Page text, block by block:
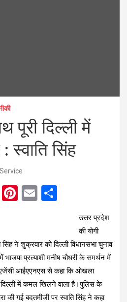
दिल्ली में
स्वाति सिंह
T
Pi
es
t
E
e
उत्तर प्रदेश
की योगी
ने शुक्रवार को दिल्ली विधानसभा चुनाव
प्रत्याशी मनीष चौधरी के समर्थन में
एजेंसी आईएएनएस से कहा कि ओखला
दिल्ली में कमल खिलने वाला है।पुलिस के
की गई बदतमीजी पर स्वाति सिंह ने कहा